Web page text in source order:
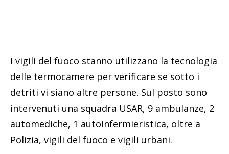
I vigili del fuoco stanno utilizzano la tecnologia
delle termocamere per verificare se sotto i
detriti vi siano altre persone. Sul posto sono
intervenuti una squadra USAR, 9 ambulanze, 2
automediche, 1 autoinfermieristica, oltre a
Polizia, vigili del fuoco e vigili urbani.